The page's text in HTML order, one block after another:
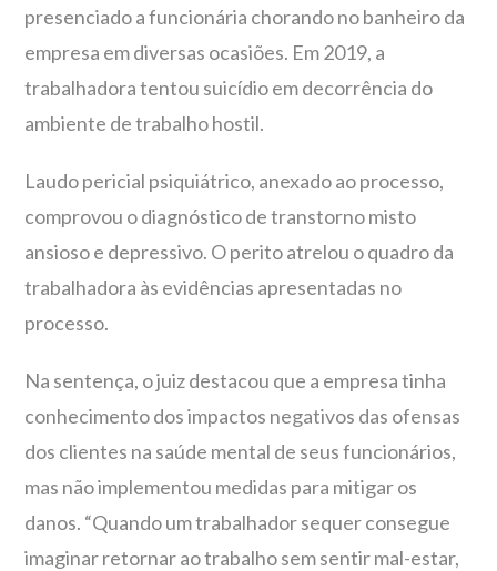
presenciado a funcionária chorando no banheiro da
empresa em diversas ocasiões. Em 2019, a
trabalhadora tentou suicídio em decorrência do
ambiente de trabalho hostil.
Laudo pericial psiquiátrico, anexado ao processo,
comprovou o diagnóstico de transtorno misto
ansioso e depressivo. O perito atrelou o quadro da
trabalhadora às evidências apresentadas no
processo.
Na sentença, o juiz destacou que a empresa tinha
conhecimento dos impactos negativos das ofensas
dos clientes na saúde mental de seus funcionários,
mas não implementou medidas para mitigar os
danos. “Quando um trabalhador sequer consegue
imaginar retornar ao trabalho sem sentir mal-estar,